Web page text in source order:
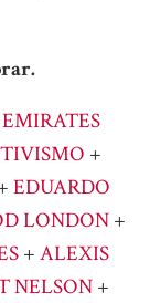
EMIRATES
+
EDUARDO
LONDON+
+ ALEXIS
NELSON+